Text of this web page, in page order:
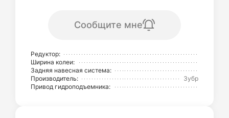
Сообщите мне
Редуктор:
Ширина колеи:
Задняя навесная система:
Производитель:
Зубр
Привод гидроподъемника: